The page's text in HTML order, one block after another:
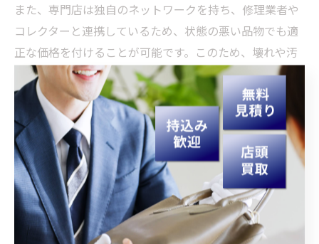
また、専門店は独自のネットワークを持ち、修理業者や
コレクターと連携しているため、状態の悪い品物でも適
正な価格を付けることが可能です。このため、壊れや汚
れがあっても査定額がゼロになることは少ないのです。
延岡駅周辺の買取店では、査定料無料で気軽に持ち込
め、査定士がその場で細かく状態を確認し、納得できる
価格を提案してくれます。
壊れていても安心して依頼できる買取店
壊れているブランド品でも安心して依頼できる買取店の
特徴は、査定の透明性と無料サービスの充実にありま